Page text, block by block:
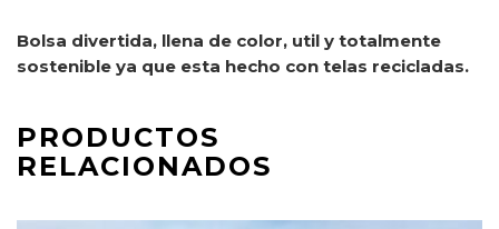
Bolsa divertida, llena de color, util y totalmente
sostenible ya que esta hecho con telas recicladas.
PRODUCTOS
RELACIONADOS